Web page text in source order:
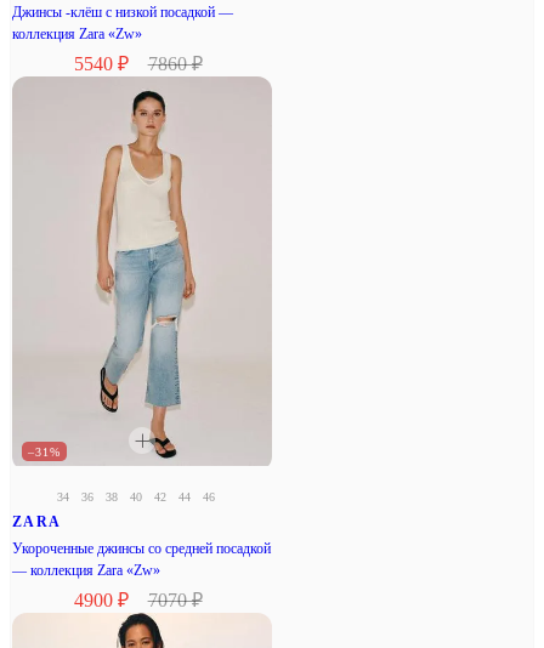
Джинсы -клёш с низкой посадкой —
коллекция Zara «Zw»
5540 ₽ 7860 ₽
–31%
34 36 38 40 42 44 46
ZARA
Укороченные джинсы со средней посадкой
— коллекция Zara «Zw»
4900 ₽ 7070 ₽